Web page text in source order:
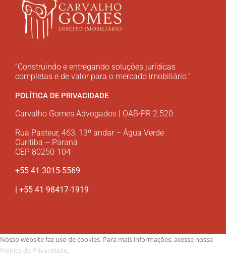
“Construindo e entregando soluções jurídicas
completas e de valor para o mercado imobiliário.”
POLÍTICA DE PRIVACIDADE
Carvalho Gomes Advogados | OAB-PR 2.520
Rua Pasteur, 463, 13º andar – Água Verde
Curitiba – Paraná
CEP 80250-104
+55 41 3015-5569
| +55 41 98417-1919
Nosso website faz uso de cookies. Para mais informações, acesse nossa
Política de Privacidade.